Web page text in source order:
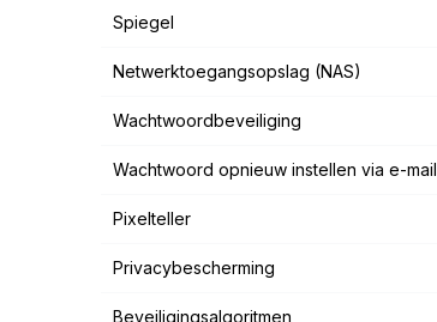
Spiegel
Netwerktoegangsopslag (NAS)
Wachtwoordbeveiliging
Wachtwoord opnieuw instellen via e-mail
Pixelteller
Privacybescherming
Beveiligingsalgoritmen